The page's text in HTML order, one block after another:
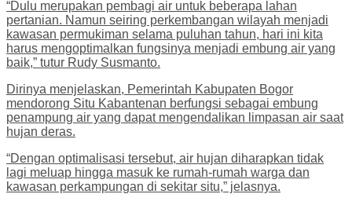
“Dulu merupakan pembagi air untuk beberapa lahan
pertanian. Namun seiring perkembangan wilayah menjadi
kawasan permukiman selama puluhan tahun, hari ini kita
harus mengoptimalkan fungsinya menjadi embung air yang
baik,” tutur Rudy Susmanto.
Dirinya menjelaskan, Pemerintah Kabupaten Bogor
mendorong Situ Kabantenan berfungsi sebagai embung
penampung air yang dapat mengendalikan limpasan air saat
hujan deras.
“Dengan optimalisasi tersebut, air hujan diharapkan tidak
lagi meluap hingga masuk ke rumah-rumah warga dan
kawasan perkampungan di sekitar situ,” jelasnya.